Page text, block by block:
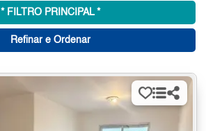
* FILTRO PRINCIPAL *
Refinar e Ordenar